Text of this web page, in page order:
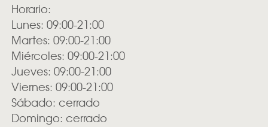
Horario:
Lunes: 09:00-21:00
Martes: 09:00-21:00
Miércoles: 09:00-21:00
Jueves: 09:00-21:00
Viernes: 09:00-21:00
Sábado: cerrado
Domingo: cerrado